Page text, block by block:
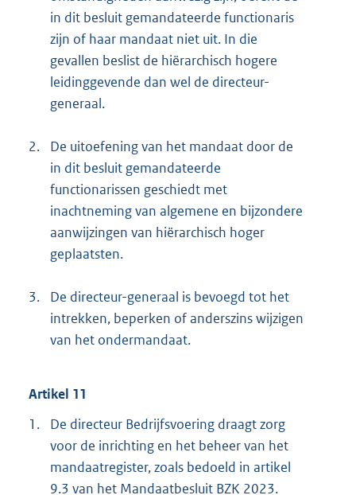
in dit besluit gemandateerde functionaris
zijn of haar mandaat niet uit. In die
gevallen beslist de hiërarchisch hogere
leidinggevende dan wel de directeur-
generaal.
2.
De uitoefening van het mandaat door de
in dit besluit gemandateerde
functionarissen geschiedt met
inachtneming van algemene en bijzondere
aanwijzingen van hiërarchisch hoger
geplaatsten.
3.
De directeur-generaal is bevoegd tot het
intrekken, beperken of anderszins wijzigen
van het ondermandaat.
Artikel 11
1.
De directeur Bedrijfsvoering draagt zorg
voor de inrichting en het beheer van het
mandaatregister, zoals bedoeld in artikel
9.3 van het Mandaatbesluit BZK 2023.